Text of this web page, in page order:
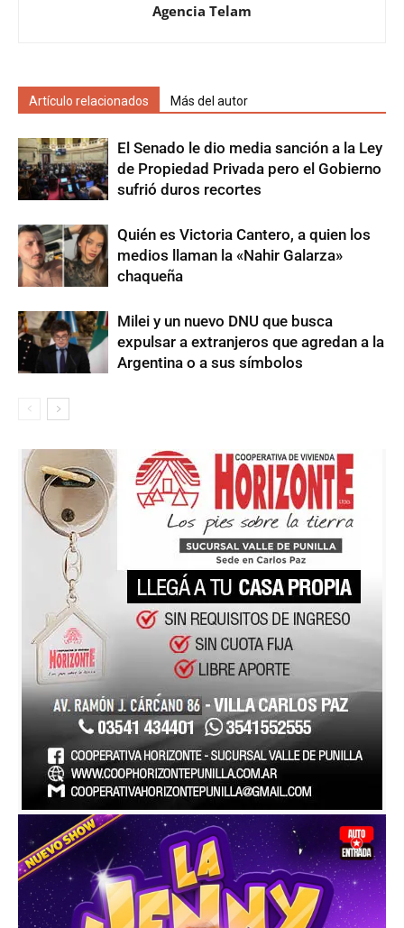
Agencia Telam
Artículo relacionados Más del autor
El Senado le dio media sanción a la Ley
de Propiedad Privada pero el Gobierno
sufrió duros recortes
Quién es Victoria Cantero, a quien los
medios llaman la «Nahir Galarza»
chaqueña
Milei y un nuevo DNU que busca
expulsar a extranjeros que agredan a la
Argentina o a sus símbolos